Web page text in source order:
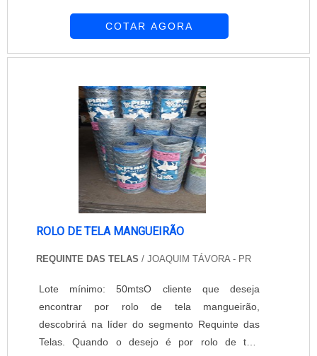
rolô tela solar é responsável por filtrar raios UV,
sujeitos ao extremo contato...
COTAR AGORA
ROLO DE TELA MANGUEIRÃO
REQUINTE DAS TELAS / JOAQUIM TÁVORA - PR
Lote mínimo: 50mtsO cliente que deseja
encontrar por rolo de tela mangueirão,
descobrirá na líder do segmento Requinte das
Telas. Quando o desejo é por rolo de tela